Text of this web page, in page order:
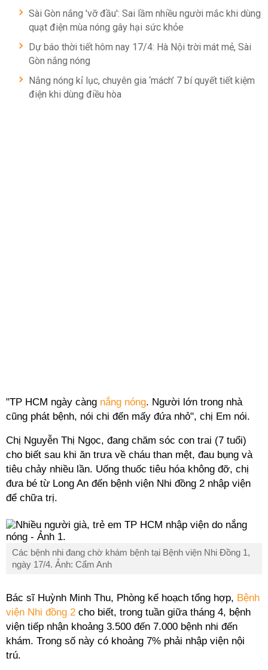
Sài Gòn nắng 'vỡ đầu': Sai lầm nhiều người mắc khi dùng
quạt điện mùa nóng gây hại sức khỏe
Dự báo thời tiết hôm nay 17/4: Hà Nội trời mát mẻ, Sài
Gòn nắng nóng
Nắng nóng kỉ lục, chuyên gia ‘mách’ 7 bí quyết tiết kiệm
điện khi dùng điều hòa
"TP HCM ngày càng nắng nóng. Người lớn trong nhà
cũng phát bệnh, nói chi đến mấy đứa nhỏ", chị Em nói.
Chị Nguyễn Thị Ngọc, đang chăm sóc con trai (7 tuổi)
cho biết sau khi ăn trưa về cháu than mệt, đau bụng và
tiêu chảy nhiều lần. Uống thuốc tiêu hóa không đỡ, chị
đưa bé từ Long An đến bệnh viện Nhi đồng 2 nhập viện
để chữa trị.
Các bệnh nhi đang chờ khám bệnh tại Bệnh viện Nhi Đồng 1,
ngày 17/4. Ảnh: Cẩm Anh
Bác sĩ Huỳnh Minh Thu, Phòng kế hoạch tổng hợp, Bệnh
viện Nhi đồng 2 cho biết, trong tuần giữa tháng 4, bệnh
viện tiếp nhận khoảng 3.500 đến 7.000 bệnh nhi đến
khám. Trong số này có khoảng 7% phải nhập viện nội
trú.